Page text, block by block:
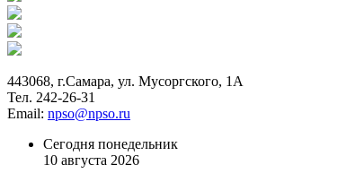
443068, г.Самара, ул. Мусоргского, 1А
Тел. 242-26-31
Email: npso@npso.ru
Сегодня понедельник
10 августа 2026